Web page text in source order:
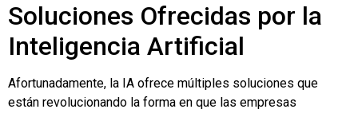
Soluciones Ofrecidas por la
Inteligencia Artificial
Afortunadamente, la IA ofrece múltiples soluciones que
están revolucionando la forma en que las empresas